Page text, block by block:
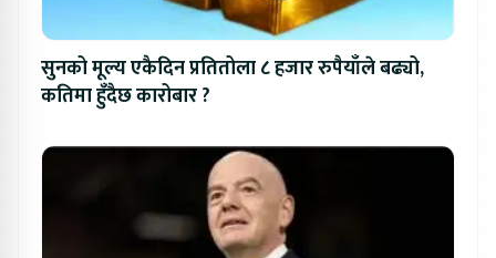
सुनको मूल्य एकैदिन प्रतितोला ८ हजार रुपैयाँले बढ्यो,
कतिमा हुँदैछ कारोबार ?